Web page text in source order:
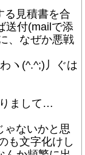
見積書を合
送付(mailで添
、なぜか悪戦
ヽ(^.^;)丿ぐは
まして…
ないかと思
も文字化けし